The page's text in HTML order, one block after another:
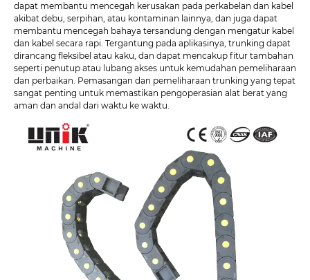
dapat membantu mencegah kerusakan pada perkabelan dan kabel
akibat debu, serpihan, atau kontaminan lainnya, dan juga dapat
membantu mencegah bahaya tersandung dengan mengatur kabel
dan kabel secara rapi. Tergantung pada aplikasinya, trunking dapat
dirancang fleksibel atau kaku, dan dapat mencakup fitur tambahan
seperti penutup atau lubang akses untuk kemudahan pemeliharaan
dan perbaikan. Pemasangan dan pemeliharaan trunking yang tepat
sangat penting untuk memastikan pengoperasian alat berat yang
aman dan andal dari waktu ke waktu.